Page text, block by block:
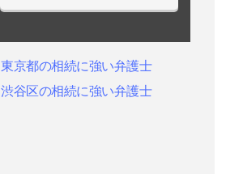
東京都の相続に強い弁護士
渋谷区の相続に強い弁護士